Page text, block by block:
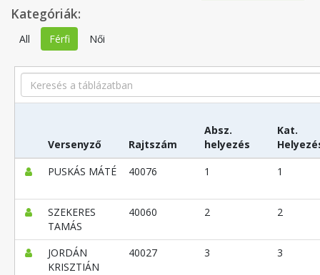
Kategóriák:
All Férfi Női
Search
Versenyző Rajtszám
Absz.
helyezés
Kat.
PUSKÁS MÁTÉ
40076 1 1
SZEKERES
TAMÁS
40060 2 2
JORDÁN
KRISZTIÁN
40027 3 3